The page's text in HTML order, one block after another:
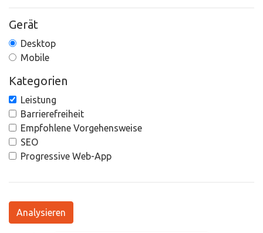
Gerät
Desktop
Mobile
Kategorien
Leistung
Barrierefreiheit
Empfohlene Vorgehensweise
SEO
Progressive Web-App
Analysieren